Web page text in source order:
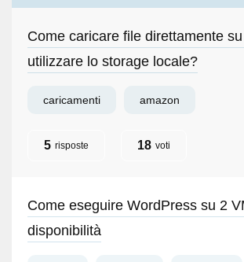
Come caricare file direttamente
utilizzare lo storage locale?
caricamenti amazon
5 risposte 18 voti
Come eseguire WordPress su 2
disponibilità